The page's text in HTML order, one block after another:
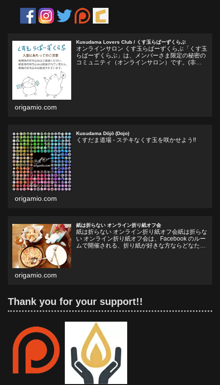
Kusudama Lovers Club / くす玉らばーずくらぶ
オンラインサロン くす玉らばーずくらぶ「くす玉
らばーずくらぶ」は、メンバーさま限定の秘密の
コミュニティ（オンラインサロン）です。(非公
origamio.com
Kusudama Dōjō (Dojo)
くすだま道場 - ステキなくす玉を咲かせよう!!
origamio.com
紙は折らない オンライン折り紙オフ会
紙は折らない オンライン折り紙オフ会紙は折らな
い オンライン折り紙オフ会は、Facebook のルー
ムで開催される、折り紙が好きな方ならどなたで
origamio.com
Thank you for your support!!